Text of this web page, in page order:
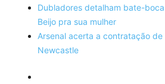
Dubladores detalham bate-
Beijo pra sua mulher
Arsenal acerta a contratação de
Newcastle